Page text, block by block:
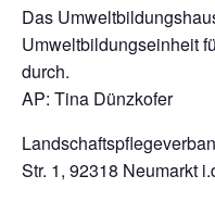
Das
Umweltbildungseinheit
durch.
AP: Tina Dünzkofer
Str. 1, 92318 Neumarkt